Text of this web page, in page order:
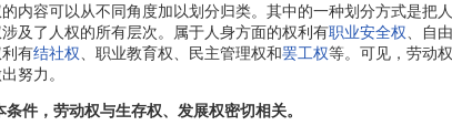
内容可以从不同角度加以划分归类。其中的一种划分方式是把
及了人权的所有层次。属于人身方面的权利有职业安全权 、自
有结社权 、职业教育权、民主管理权和罢工权等。可见，劳动
努力。
件，劳动权与生存权、发展权密切相关。